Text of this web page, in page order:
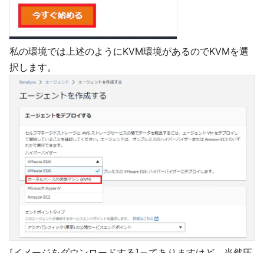
私の環境では上述のようにKVM環境があるのでKVMを選
択します。